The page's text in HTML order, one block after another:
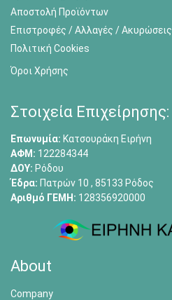
Αποστολή Προϊόντων
Επιστροφές / Αλλαγές / Ακυρώσεις
Πολιτική Cookies
Όροι Χρήσης
Στοιχεία Επιχείρησης:
Επωνυμία: Κατσουράκη Ειρήνη
ΑΦΜ: 122284344
ΔΟΥ: Ρόδου
Έδρα: Πατρών 10 , 85133 Ρόδος
Αριθμό ΓΕΜΗ: 128356920000
About
Company